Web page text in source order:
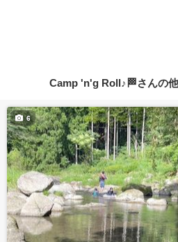
Camp 'n'g Roll♪🏁さんの
6